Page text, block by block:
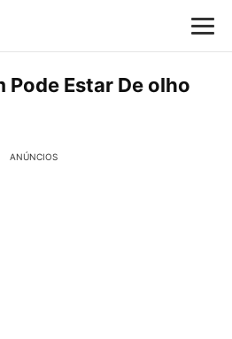
Pode Estar De olho
ANÚNCIOS